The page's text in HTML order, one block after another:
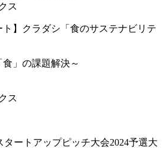
ス
ト】クラダシ「食のサステナビリテ
」の課題解決～
ス
ートアップピッチ大会2024予選大